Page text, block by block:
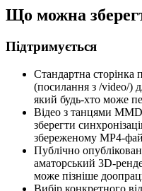
Що можна
Підтримується
Стандартна сторінка
(посилання з /video/)
який будь-хто може
Відео з танцями
зберегти
збереженому MP4-
Публічно
аматорський 3D-
може пізніше
Вибір конкретного